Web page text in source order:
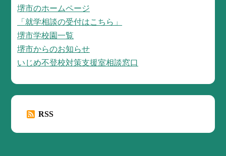
堺市のホームページ
「就学相談の受付はこちら」
堺市学校園一覧
堺市からのお知らせ
いじめ不登校対策支援室相談窓口
RSS